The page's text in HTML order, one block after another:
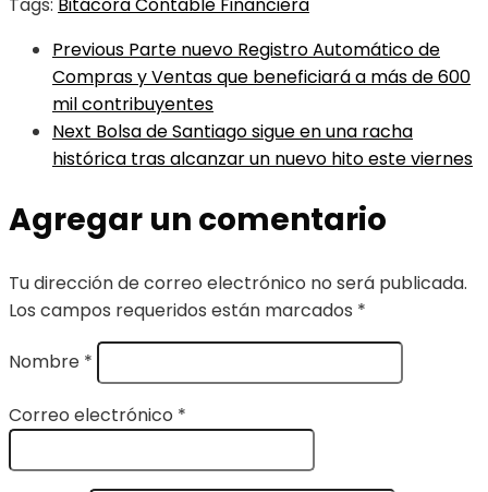
Previous Parte nuevo Registro Automático de
Compras y Ventas que beneficiará a más de 600
mil contribuyentes
Next Bolsa de Santiago sigue en una racha
histórica tras alcanzar un nuevo hito este viernes
Agregar un comentario
Tu dirección de correo electrónico no será publicada.
Los campos requeridos están marcados *
Nombre *
Correo electrónico *